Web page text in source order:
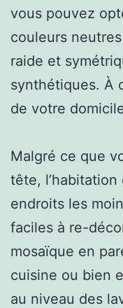
vous pouvez
couleurs
raide et
synthétiques. À
de votre
Malgré ce que
tête,
endroits les
faciles à re-
mosaïque en
cuisine ou bien
au niveau des